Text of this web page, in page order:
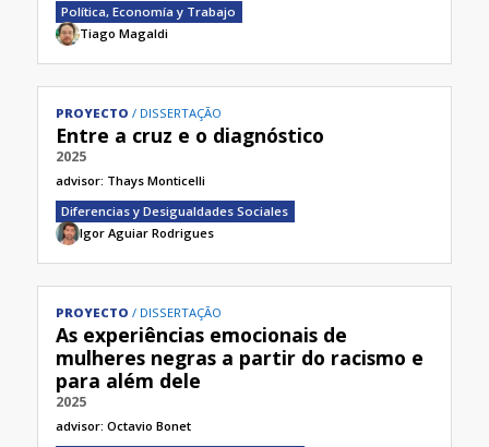
Política, Economía y Trabajo
Tiago Magaldi
PROYECTO DISSERTAÇÃO
Entre a cruz e o diagnóstico
2025
advisor: Thays Monticelli
Diferencias y Desigualdades Sociales
Igor Aguiar Rodrigues
PROYECTO DISSERTAÇÃO
As experiências emocionais de
mulheres negras a partir do racismo e
para além dele
2025
advisor: Octavio Bonet